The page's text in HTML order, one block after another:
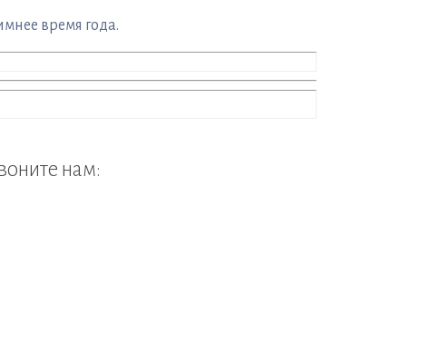
время года.
нам: